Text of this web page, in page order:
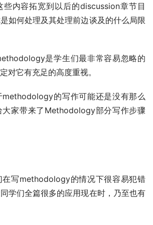
些内容拓宽到以后的discussion章节目
如何处理及其处理前边谈及的什么局限
是学生们最非常容易忽略的
对它有充足的高度重视。
methodology的写作可能还是没有那么
大家带来了Methodology部分写作步骤
在写methodology的情况下很容易犯错
学们全篇很多的应用现在时，乃至也有